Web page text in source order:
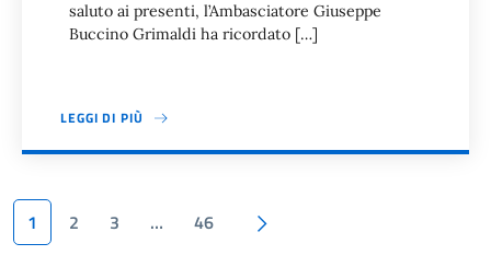
saluto ai presenti, l’Ambasciatore Giuseppe
Buccino Grimaldi ha ricordato […]
LEGGI DI PIÙ
Paginazione
1 2 3 … 46